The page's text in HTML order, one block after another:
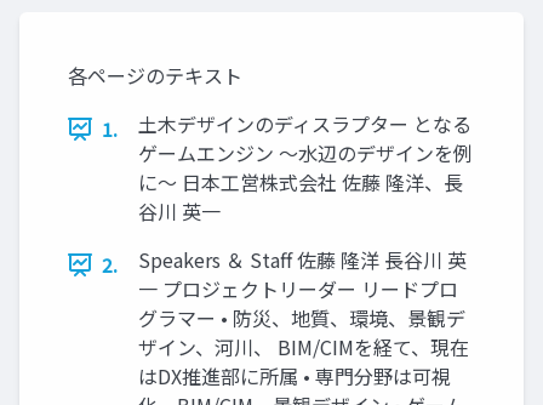
各ページのテキスト
1.
土木デザインのディスラプター となる
ゲームエンジン ～水辺のデザインを例
に～ 日本工営株式会社 佐藤 隆洋、長
谷川 英一
2.
Speakers ＆ Staff 佐藤 隆洋 長谷川 英
一 プロジェクトリーダー リードプロ
グラマー • 防災、地質、環境、景観デ
ザイン、河川、 BIM/CIMを経て、現在
はDX推進部に所属 • 専門分野は可視